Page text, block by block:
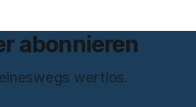
abonnieren
wertlos.